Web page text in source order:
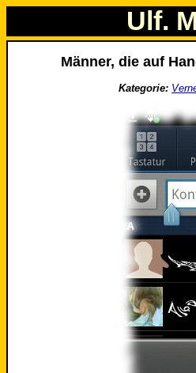
Ulf.
Männer, die auf
Kategorie: